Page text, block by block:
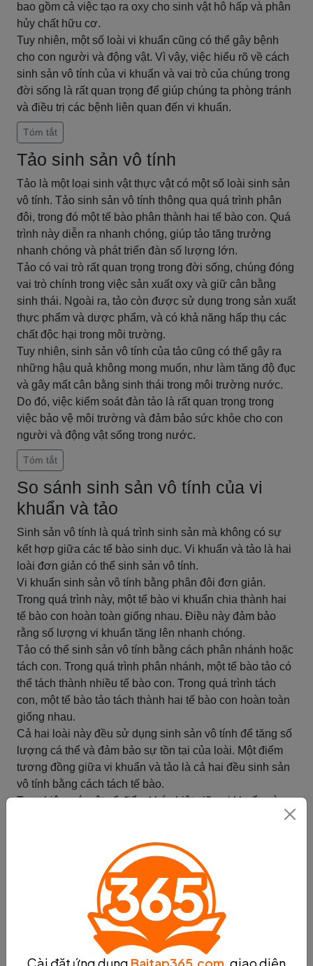
bao gồm cả việc tạo ra oxy cho sinh vật hô hấp và phân
hủy chất hữu cơ.
Tuy nhiên, một số loài vi khuẩn cũng có thể gây bệnh
cho con người và động vật. Vì vậy, việc hiểu rõ về cách
sinh sản vô tính của vi khuẩn và vai trò của chúng trong
đời sống là rất quan trọng để giúp chúng ta phòng tránh
và điều trị các bệnh liên quan đến vi khuẩn.
Tóm tắt
Tảo sinh sản vô tính
Tảo là một loại sinh vật thực vật có một số loài sinh sản
vô tính. Tảo sinh sản vô tính thông qua quá trình phân
đôi, trong đó một tế bào phân thành hai tế bào con. Quá
trình này diễn ra nhanh chóng, giúp tảo tăng trưởng
nhanh chóng và phát triển đàn số lượng lớn.
Tảo có vai trò rất quan trọng trong đời sống, chúng đóng
vai trò chính trong việc sản xuất oxy và giữ cân bằng
sinh thái. Ngoài ra, tảo còn được sử dụng trong sản xuất
thực phẩm và dược phẩm, và có khả năng hấp thụ các
chất độc hại trong môi trường.
Tuy nhiên, sinh sản vô tính của tảo cũng có thể gây ra
những hậu quả không mong muốn, như làm tăng độ đục
và gây mất cân bằng sinh thái trong môi trường nước.
Do đó, việc kiểm soát đàn tảo là rất quan trọng trong
việc bảo vệ môi trường và đảm bảo sức khỏe cho con
người và động vật sống trong nước.
Tóm tắt
So sánh sinh sản vô tính của vi
khuẩn và tảo
Sinh sản vô tính là quá trình sinh sản mà không có sự
kết hợp giữa các tế bào sinh dục. Vi khuẩn và tảo là hai
loài đơn giản có thể sinh sản vô tính.
Vi khuẩn sinh sản vô tính bằng phân đôi đơn giản.
Trong quá trình này, một tế bào vi khuẩn chia thành hai
tế bào con hoàn toàn giống nhau. Điều này đảm bảo
rằng số lượng vi khuẩn tăng lên nhanh chóng.
Tảo có thể sinh sản vô tính bằng cách phân nhánh hoặc
tách con. Trong quá trình phân nhánh, một tế bào tảo có
thể tách thành nhiều tế bào con. Trong quá trình tách
con, một tế bào tảo tách thành hai tế bào con hoàn toàn
giống nhau.
Cả hai loài này đều sử dụng sinh sản vô tính để tăng số
lượng cá thể và đảm bảo sự tồn tại của loài. Một điểm
tương đồng giữa vi khuẩn và tảo là cả hai đều sinh sản
vô tính bằng cách tách tế bào.
Tuy nhiên, có một số điểm khác biệt giữa vi khuẩn và
sản vô tính bằng cách phân nhánh hoặc tách con. Ngoài
ra, tảo thường sinh sản vô tính khi môi trường xung
quanh thuận lợi, trong khi vi khuẩn có thể sinh sản vô
tính trong mọi điều kiện.
Tóm lại, sinh sản vô tính là một cách để các loài tăng số
lượng cá thể và đảm bảo sự tồn tại của loài. Vi khuẩn và
tảo là hai loài đơn giản có thể sinh sản vô tính bằng